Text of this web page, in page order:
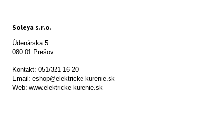
Soleya s.r.o.
Údenárska 5
080 01 Prešov
Kontakt: 051/321 16 20
Email: eshop@elektricke-kurenie.sk
Web: www.elektricke-kurenie.sk